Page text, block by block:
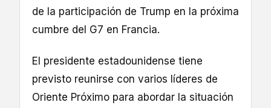
de la participación de Trump en la próxima
cumbre del G7 en Francia.
El presidente estadounidense tiene
previsto reunirse con varios líderes de
Oriente Próximo para abordar la situación